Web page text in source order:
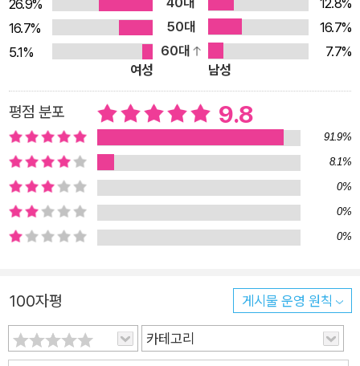
는, 세대와 언어를 뛰어넘는 역사추리소설의 마스터피스. 엘리스
피터스의 캐드펠 수사 시리즈는 약초를 이용한 범죄부터, 당대 사
람들의 종교적 신념, 내전을 둘러싼 피비린내 나는 권력 다툼까
지, 중세 유럽의 사회적 배경과 정치적 갈등을 손에 잡힐 듯 섬세
하게 그려낸다. 고도의 지적 게임 같은 살인 미스터리의 성격을
지녔으면서도, 중세 시대의 복잡한 사회 구조와 인간의 존재 의미
를 탐구함으로써, 추리소설을 탐독하는 독자에게 독특한 재미와
대체 불가능한 감동을 선사한다. 캐드펠 수사 시리즈의 가장 큰
매력은 역사와 추리가 절묘하게 조화를 이룬 작품이라는 데 있다.
소설의 시대적 배경은 스티븐 국왕과 모드 황후 사이의 왕위 계승
내전으로 혼란스러웠던 12세기 중세 잉글랜드로, 정치적 음모와
전쟁과 혼란 속에서도 평화와 정의를 추구하던 캐드펠은 각종 살
인사건과 비극의 진실을 좇게 된다. 사건 해결을 주도하는 캐드펠
수사는 완전무결한 순백의 성직자라기보다는 인간으로서의 고뇌
와 갈등을 지닌 인물로 등장한다. 치밀한 추리력과 과감한 행동력
26.9%
16.7%
50대
16.7%
5.1%
60대
7.7%
여성
남성
평점 분포 9.8
91.9%
8.1%
0%
0%
0%
100자평 게시물 운영 원칙
카테고리